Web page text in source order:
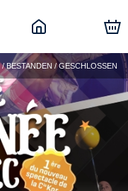
BESTANDEN / GESCHLOSSEN